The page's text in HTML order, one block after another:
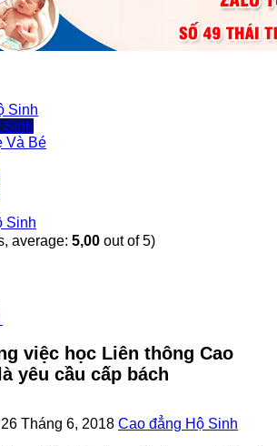
Sinh
Sinh
Và Bé
Sinh
average: 5,00 out of 5)
việc học Liên thông Cao
yêu cầu cấp bách
26 Tháng 6, 2018 Cao đẳng Hộ Sinh